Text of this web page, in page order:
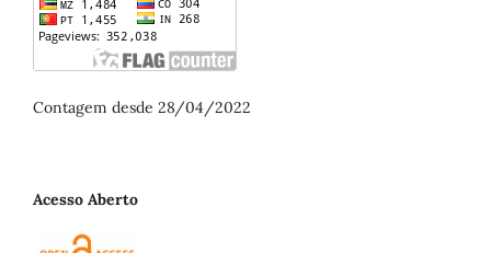
Contagem desde 28/04/2022
Acesso Aberto